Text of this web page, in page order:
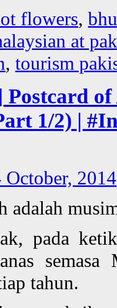
flowers,
at
, tourism
Postcard
1/2) |
October, 2014
adalah
pada
semasa
tahun.